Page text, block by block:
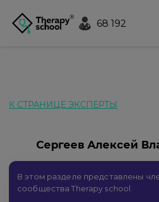
68 192
К СТРАНИЦЕ ЭКСПЕРТЫ
Сергеев Алексей
В этом разделе представлены
сообщества Therapy school.